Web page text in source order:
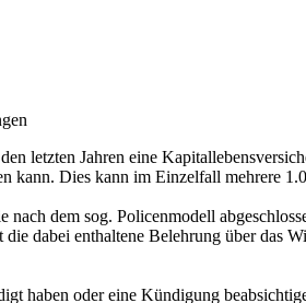
letzten Jahren eine
kann. Dies kann im Einzelfall mehrere
nach dem sog. Policenmodell
dabei enthaltene Belehrung über
haben oder eine Kündigung